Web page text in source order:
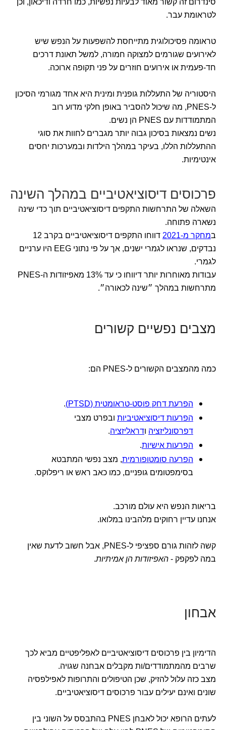
סינדרום זה קשור מאוד לבעיות נפשיות, כמו חרדה ודיכאון, וכן
לטראומת עבר.
טראומה פסיכולוגית מתייחסת להשפעות על הנפש שיש
לאירועים שגורמים למצוקה חמורה, למשל תאונת דרכים
חד-פעמית או אירועים חוזרים על פני תקופה ארוכה.
היסטוריה של התעללות גופנית ומינית היא אחד מגורמי הסיכון
ל-PNES, מה שיכול להסביר באופן חלקי מדוע רוב
המתמודדות עם PNES הן נשים.
נשים נמצאות בסיכון גבוה יותר מגברים לחוות את סוגי
ההתעללות הללו, בעיקר במהלך הילדות ובמערכות יחסים
אינטימיות.
פרכוסים דיסוציאטיביים במהלך השינה
השאלה של התרחשות התקפים דיסוציאטיביים תוך כדי שינה
נשארה פתוחה.
במחקר מ-2021
דווחו התקפים דיסוציאטיביים בקרב 12
נבדקים, שנראו לגמרי ישנים, אך על פי נתוני EEG היו ערניים
לגמרי.
עבודות מאוחרות יותר דיווחו כי עד 13% מאפיזודות ה-PNES
מתרחשות במהלך ״שינה לכאורה״.
מצבים נפשיים קשורים
כמה מהמצבים הקשורים ל-PNES הם:
הפרעת דחק פוסט-טראומטית (PTSD)
.
הפרעות דיסוציאטיביות ובפרט מצבי
דפרסונליזציה ודראליזציה.
הפרעות אישיות.
הפרעה סומטופורמית, מצב נפשי המתבטא
בסימפטומים גופניים, כמו כאב ראש או ריפלוקס.
בריאות הנפש היא עולם מורכב.
אנחנו עדיין רחוקים מלהבינו במלואו.
קשה לזהות גורם ספציפי ל-PNES, אבל חשוב לדעת שאין
במה לפקפק - האפיזודות הן אמיתיות.
אבחון
הדימיון בין פרכוסים דיסוציאטיביים לאפליפטיים מביא לכך
שרבים מהמתמודדים/ות מקבלים אבחנה שגויה.
מצב כזה עלול להזיק, שכן הטיפולים והתרופות לאפילפסיה
שונים ואינם יעילים עבור פרכוסים דיסוציאטיביים.
לעתים הרופא יכול לאבחן PNES בהתבסס על השוני בין